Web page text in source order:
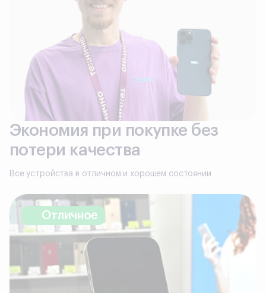
Экономия при покупке без
потери качества
Все устройства в отличном и хорошем состоянии
Отличное